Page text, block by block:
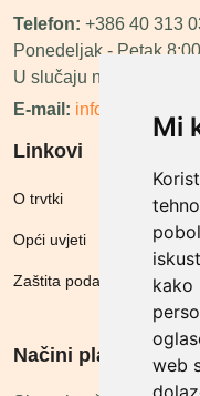
Mi
kako
web
Telefon: +386 40 313
Ponedeljak - Petak
U slučaju
E-mail:
Linkovi
O trvtki
Opći uvjeti
Zaštita podataka
Načini plačanja